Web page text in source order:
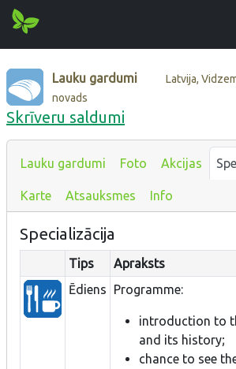
Lauku gardumi
Latvija,
novads
Skrīveru saldumi
Lauku gardumi Foto Akcijas
Karte Atsauksmes Info
Specializācija
Tips
Apraksts
Ēdiens
Programme:
introduction to
and its history;
chance to see